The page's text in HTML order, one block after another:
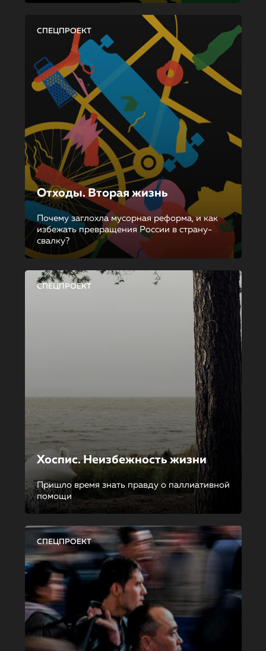
СПЕЦПРОЕКТ
Отходы. Вторая жизнь
Почему заглохла мусорная реформа, и как
избежать превращения России в страну-
свалку?
СПЕЦПРОЕКТ
Хоспис. Неизбежность жизни
Пришло время знать правду о паллиативной
помощи
СПЕЦПРОЕКТ